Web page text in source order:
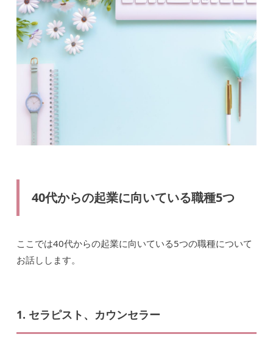
40代からの起業に向いている職種5つ
ここでは40代からの起業に向いている5つの職種について
お話しします。
1. セラピスト、カウンセラー